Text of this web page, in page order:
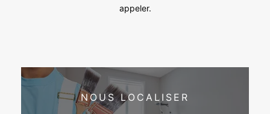
appeler.
NOUS LOCALISER